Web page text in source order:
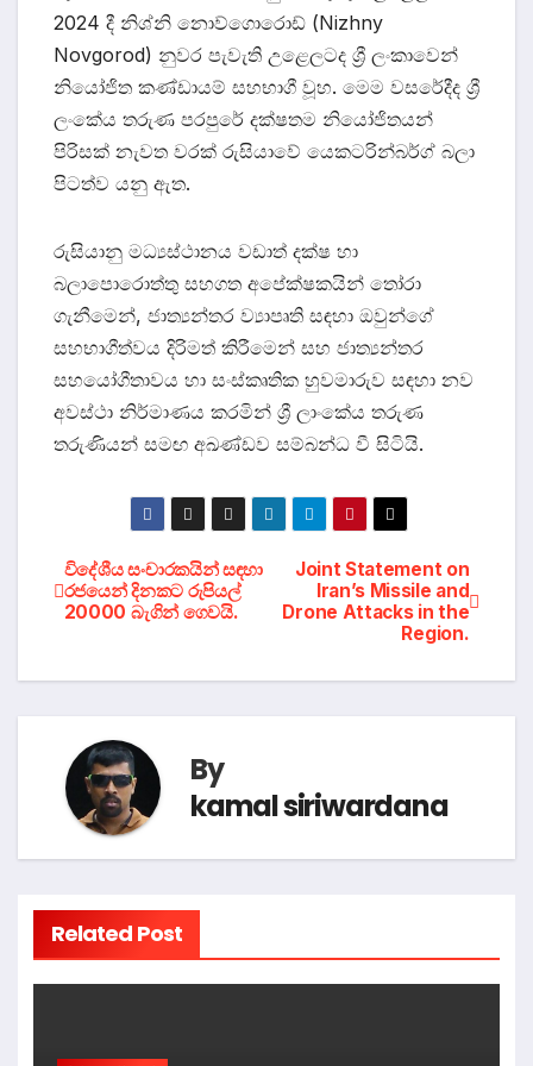
2024 දී නිශ්නි නොව්ගොරොඩ් (Nizhny
Novgorod) නුවර පැවැති උළෙලටද ශ්‍රී ලංකාවෙන්
නියෝජිත කණ්ඩායම් සහභාගී වූහ. මෙම වසරේදීද ශ්‍රී
ලංකේය තරුණ පරපුරේ දක්ෂතම නියෝජිතයන්
පිරිසක් නැවත වරක් රුසියාවේ යෙකටරින්බර්ග් බලා
පිටත්ව යනු ඇත.
රුසියානු මධ්‍යස්ථානය වඩාත් දක්ෂ හා
බලාපොරොත්තු සහගත අපේක්ෂකයින් තෝරා
ගැනීමෙන්, ජාත්‍යන්තර ව්‍යාපෘති සඳහා ඔවුන්ගේ
සහභාගීත්වය දිරිමත් කිරීමෙන් සහ ජාත්‍යන්තර
සහයෝගීතාවය හා සංස්කෘතික හුවමාරුව සඳහා නව
අවස්ථා නිර්මාණය කරමින් ශ්‍රී ලාංකේය තරුණ
තරුණියන් සමඟ අඛණ්ඩව සම්බන්ධ වී සිටියි.
Post
navigation
Joint Statement on
Iran’s Missile and
Drone Attacks in the
Region.
විදේශීය සංචාරකයින් සඳහා
රජයෙන් දිනකට රුපියල්
20000 බැගින් ගෙවයි.
By
kamal siriwardana
Related Post